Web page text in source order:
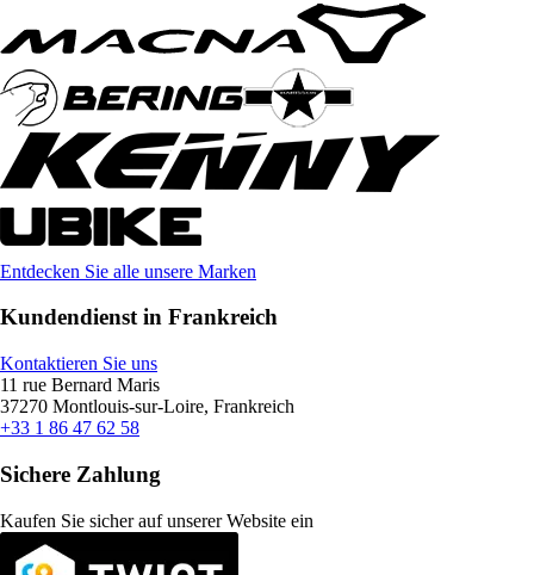
Entdecken Sie alle unsere Marken
Kundendienst in Frankreich
Kontaktieren Sie uns
11 rue Bernard Maris
37270 Montlouis-sur-Loire, Frankreich
+33 1 86 47 62 58
Sichere Zahlung
Kaufen Sie sicher auf unserer Website ein